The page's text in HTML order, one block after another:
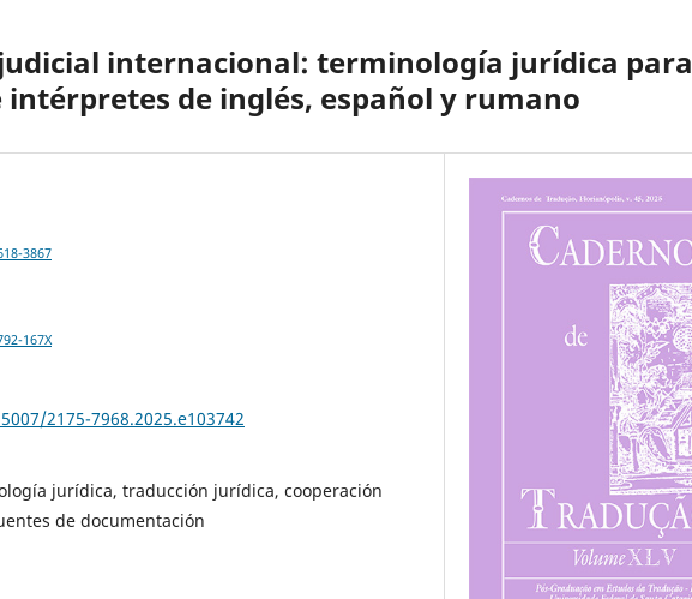
internacional: terminología jurídica para
de inglés, español y rumano
3867
167X
2175-7968.2025.e103742
jurídica, traducción jurídica, cooperación
de documentación